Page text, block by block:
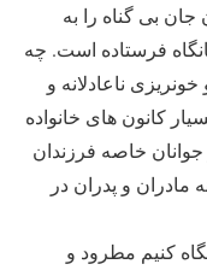
بی گناه را به
فرستاده است. چه
ناعادلانه و
کانون های خانواده
جوانان خاصه فرزندان
مادران و پدران در
کنیم مطرود و